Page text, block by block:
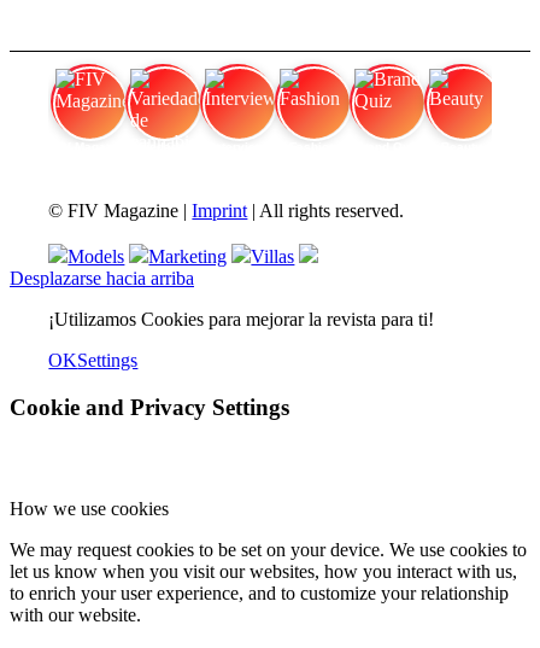
© FIV Magazine |Imprint | All rights reserved.
Models Marketing
Villas
Desplazarse hacia arriba
¡Utilizamos Cookies para mejorar la revista para ti!
OKSettings
Cookie and Privacy Settings
How we use cookies
We may request cookies to be set on your device. We use cookies to
let us know when you visit our websites, how you interact with us,
to enrich your user experience, and to customize your relationship
with our website.